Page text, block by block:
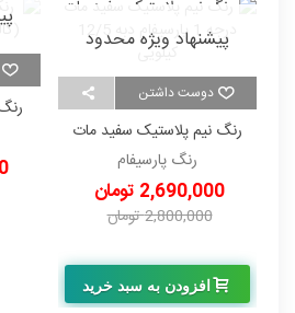
دوست داشتن
پیشنهاد ویژه محدود
رنگ نیم پلاستیک سفید مات
کیلویی
رنگ پارسیفام
2,690,000 تومان
2,800,000 تومان
افزودن به سبد خرید